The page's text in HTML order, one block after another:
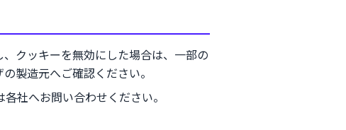
クッキーを無効にした場合は、一部の
製造元へご確認ください。
社へお問い合わせください。